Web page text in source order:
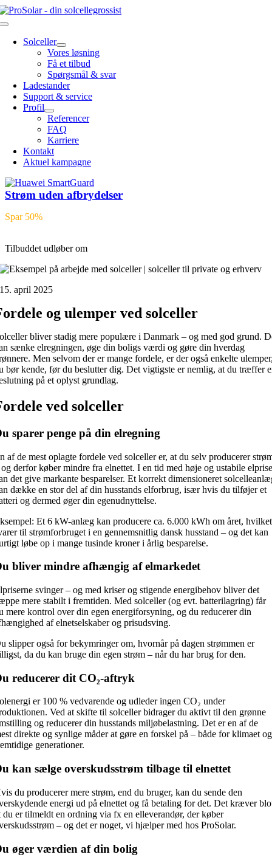
Skip
to
Toggle
NavigationSolceller
Vores løsning
Få et tilbud
Spørgsmål & svar
Ladestander
Support & service
Profil
Referencer
FAQ
Karriere
Kontakt
Aktuel kampagne
Strøm uden afbrydelser
Spar 50%
Tilbuddet udløber om
15. april 2025
og ulemper ved solceller
bliver stadig mere populære i Danmark – og med god grund.
sænke elregningen, øge din boligs værdi og gøre din hverdag
Men selvom der er mange fordele, er der også enkelte
bør kende, før du beslutter dig. Det vigtigste er nemlig, at du træffer
på et oplyst grundlag.
ved solceller
sparer penge på din elregning
af de mest oplagte fordele ved solceller er, at du selv producerer
derfor køber mindre fra elnettet. I en tid med høje og ustabile
det give markante besparelser. Et korrekt dimensioneret
dække en stor del af din husstands elforbrug, især hvis du tilføjer et
og dermed øger din egenudnyttelse.
Et 6 kW-anlæg kan producere ca. 6.000 kWh om året, hvilket
til strømforbruget i en gennemsnitlig dansk husstand – og det kan
løbe op i mange tusinde kroner i årlig besparelse.
bliver mindre afhængig af elmarkedet
svinger – og med kriser og stigende energibehov bliver det
mere stabilt i fremtiden. Med solceller (og evt. batterilagring) får
mere kontrol over din egen energiforsyning, og du reducerer din
af elnetselskaber og prisudsving.
slipper også for bekymringer om, hvornår på dagen strømmen er
da du kan bruge din egen strøm – når du har brug for den.
reducerer dit CO₂-aftryk
er 100 % vedvarende og udleder ingen CO₂ under
Ved at skifte til solceller bidrager du aktivt til den grønne
og reducerer din husstands miljøbelastning. Det er en af de
direkte og synlige måder at gøre en forskel på – både for klimaet og
generationer.
kan sælge overskudsstrøm tilbage til elnettet
du producerer mere strøm, end du bruger, kan du sende den
energi ud på elnettet og få betaling for det. Det kræver
du er tilmeldt en ordning via fx en elleverandør, der køber
– og det er noget, vi hjælper med hos ProSolar.
øger værdien af din bolig